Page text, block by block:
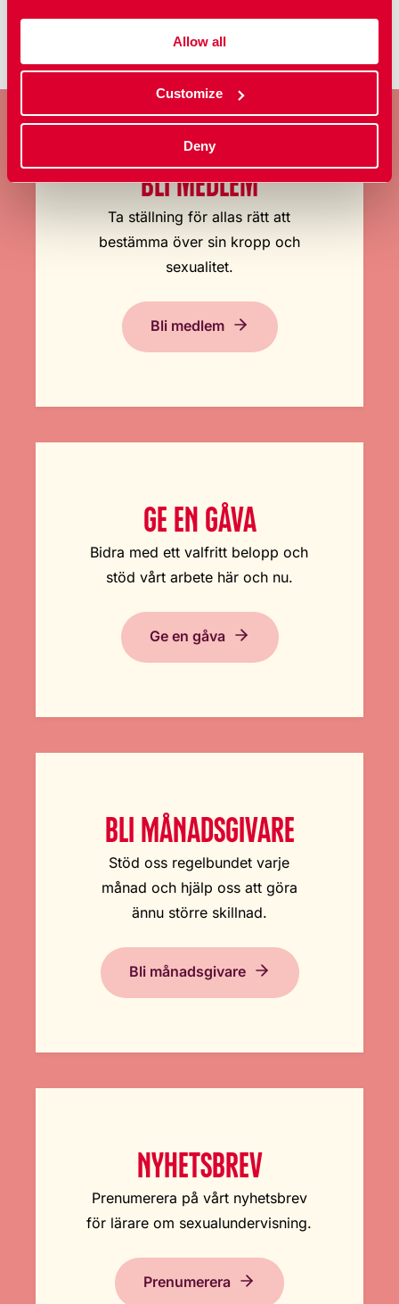
Allow all
Customize
Deny
BLI MEDLEM
Ta ställning för allas rätt att
bestämma över sin kropp och
sexualitet.
Bli medlem
GE EN GÅVA
Bidra med ett valfritt belopp och
stöd vårt arbete här och nu.
Ge en gåva
BLI MÅNADSGIVARE
Stöd oss regelbundet varje
månad och hjälp oss att göra
ännu större skillnad.
Bli månadsgivare
NYHETSBREV
Prenumerera på vårt nyhetsbrev
för lärare om sexualundervisning.
Prenumerera